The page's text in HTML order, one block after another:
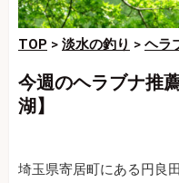
TOP > 淡水の釣り > ヘラ
今週のヘラブナ推
湖】
埼玉県寄居町にある円良